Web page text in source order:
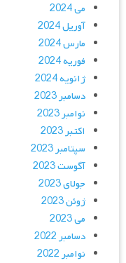
می 2024
آوریل 2024
مارس 2024
فوریه 2024
ژانویه 2024
دسامبر 2023
نوامبر 2023
اکتبر 2023
سپتامبر 2023
آگوست 2023
جولای 2023
ژوئن 2023
می 2023
دسامبر 2022
نوامبر 2022